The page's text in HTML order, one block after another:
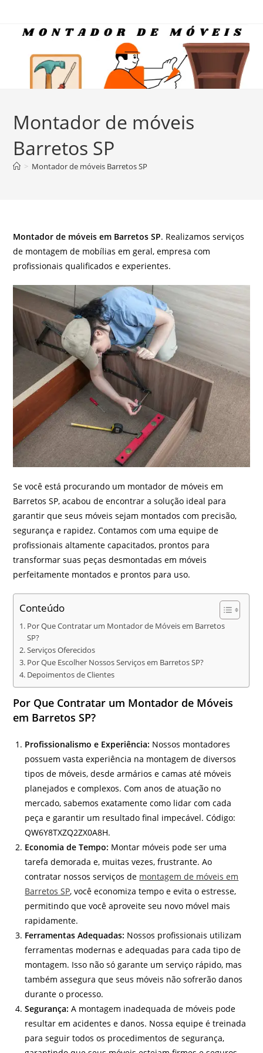
Montador de móveis
Barretos SP
> Montador de móveis Barretos SP
Montador de móveis em Barretos SP. Realizamos serviços
de montagem de mobílias em geral, empresa com
profissionais qualificados e experientes.
Se você está procurando um montador de móveis em
Barretos SP, acabou de encontrar a solução ideal para
garantir que seus móveis sejam montados com precisão,
segurança e rapidez. Contamos com uma equipe de
profissionais altamente capacitados, prontos para
transformar suas peças desmontadas em móveis
perfeitamente montados e prontos para uso.
Conteúdo
Por Que Contratar um Montador de Móveis em Barretos
SP?
Serviços Oferecidos
Por Que Escolher Nossos Serviços em Barretos SP?
Depoimentos de Clientes
Por Que Contratar um Montador de Móveis
em Barretos SP?
Profissionalismo e Experiência: Nossos montadores
possuem vasta experiência na montagem de diversos
tipos de móveis, desde armários e camas até móveis
planejados e complexos. Com anos de atuação no
mercado, sabemos exatamente como lidar com cada
peça e garantir um resultado final impecável. Código:
QW6Y8TXZQ2ZX0A8H.
Economia de Tempo: Montar móveis pode ser uma
tarefa demorada e, muitas vezes, frustrante. Ao
contratar nossos serviços de montagem de móveis em
Barretos SP, você economiza tempo e evita o estresse,
permitindo que você aproveite seu novo móvel mais
rapidamente.
Ferramentas Adequadas: Nossos profissionais utilizam
ferramentas modernas e adequadas para cada tipo de
montagem. Isso não só garante um serviço rápido, mas
também assegura que seus móveis não sofrerão danos
durante o processo.
Segurança: A montagem inadequada de móveis pode
resultar em acidentes e danos. Nossa equipe é treinada
para seguir todos os procedimentos de segurança,